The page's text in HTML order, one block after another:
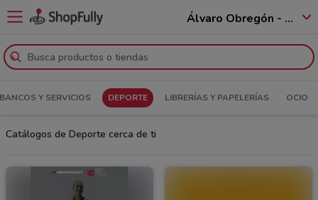
Álvaro Obregón - 01520
BANCOS Y SERVICIOS DEPORTE LIBRERÍAS Y PAPELERÍAS OCIO
Catálogos de Deporte cerca de ti